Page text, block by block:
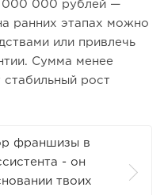
000 000 рублей —
ранних этапах можно
или привлечь
Сумма менее
рост
франшизы в
- он
твоих